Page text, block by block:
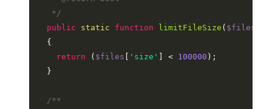
   */
public
static function limitFileSize ( $files
{
return ( $files 'size' ] < 100000 );
  }
/**